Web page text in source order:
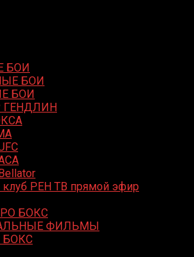
БОИ
БОИ
БОИ
РЕН ТВ прямой эфир
БОКС
ФИЛЬМЫ
БОКС